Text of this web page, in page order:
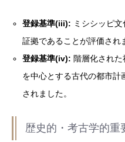
登録基準(iii): ミシシッピ
証拠であることが評価され
登録基準(iv): 階層化され
を中心とする古代の都市計
されました。
歴史的・考古学的重